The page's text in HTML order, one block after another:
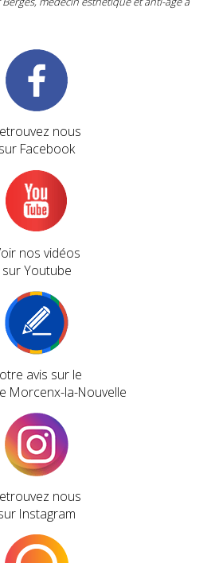
nous
sur Facebook
nos vidéos
sur Youtube
avis sur le
Morcenx-la-Nouvelle
nous
Instagram